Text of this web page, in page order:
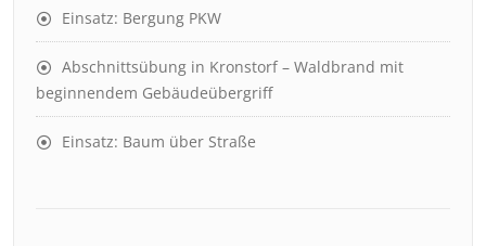
Einsatz: Bergung PKW
Abschnittsübung in Kronstorf – Waldbrand mit
beginnendem Gebäudeübergriff
Einsatz: Baum über Straße